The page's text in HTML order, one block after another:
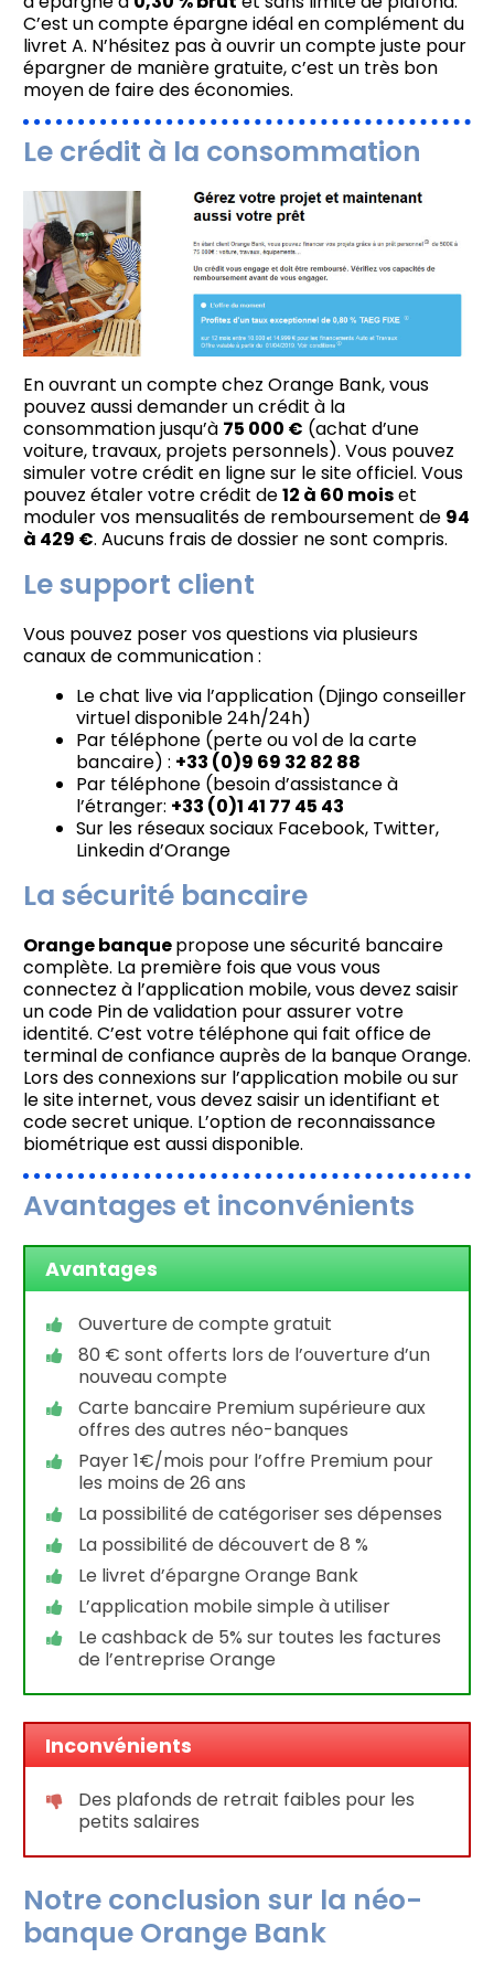
C’est un compte épargne idéal en complément du
livret A. N’hésitez pas à ouvrir un compte juste pour
épargner de manière gratuite, c’est un très bon
moyen de faire des économies.
Le crédit à la consommation
En ouvrant un compte chez Orange Bank, vous
pouvez aussi demander un crédit à la
consommation jusqu’à 75 000 € (achat d’une
voiture, travaux, projets personnels). Vous pouvez
simuler votre crédit en ligne sur le site officiel. Vous
pouvez étaler votre crédit de12 à 60 moiset
moduler vos mensualités de remboursement de 94
à 429 €. Aucuns frais de dossier ne sont compris.
Le support client
Vous pouvez poser vos questions via plusieurs
canaux de communication :
Le chat live via l’application (Djingo conseiller
virtuel disponible 24h/24h)
Par téléphone (perte ou vol de la carte
bancaire) : +33 (0)9 69 32 82 88
Par téléphone (besoin d’assistance à
l’étranger: +33 (0)1 41 77 45 43
Sur les réseaux sociaux Facebook, Twitter,
Linkedin d’Orange
La sécurité bancaire
Orange banquepropose une sécurité bancaire
complète. La première fois que vous vous
connectez à l’application mobile, vous devez saisir
un code Pin de validation pour assurer votre
identité. C’est votre téléphone qui fait office de
terminal de confiance auprès de la banque Orange.
Lors des connexions sur l’application mobile ou sur
le site internet, vous devez saisir un identifiant et
code secret unique. L’option de reconnaissance
biométrique est aussi disponible.
Avantages et inconvénients
Avantages
Ouverture de compte gratuit
80 € sont offerts lors de l’ouverture d’un
nouveau compte
Carte bancaire Premium supérieure aux
offres des autres néo-banques
Payer 1€/mois pour l’offre Premium pour
les moins de 26 ans
La possibilité de catégoriser ses dépenses
La possibilité de découvert de 8 %
Le livret d’épargne Orange Bank
L’application mobile simple à utiliser
Le cashback de 5% sur toutes les factures
de l’entreprise Orange
Inconvénients
Des plafonds de retrait faibles pour les
petits salaires
Notre conclusion sur la néo-
banque Orange Bank